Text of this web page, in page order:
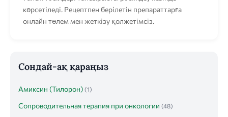
көрсетіледі. Рецептпен берілетін препараттарға
онлайн төлем мен жеткізу қолжетімсіз.
Сондай-ақ қараңыз
Амиксин (Тилорон) (1)
Сопроводительная терапия при онкологии (48)